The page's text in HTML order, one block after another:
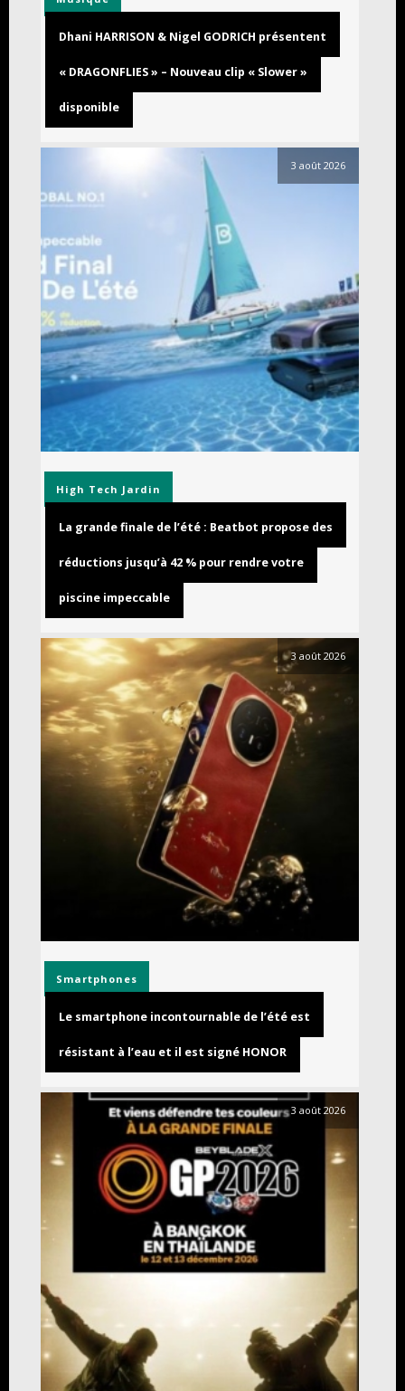
Dhani HARRISON & Nigel GODRICH présentent
« DRAGONFLIES » – Nouveau clip « Slower »
disponible
3 août 2026
High Tech Jardin
La grande finale de l’été : Beatbot propose des
réductions jusqu’à 42 % pour rendre votre
piscine impeccable
3 août 2026
Smartphones
Le smartphone incontournable de l’été est
résistant à l’eau et il est signé HONOR
3 août 2026